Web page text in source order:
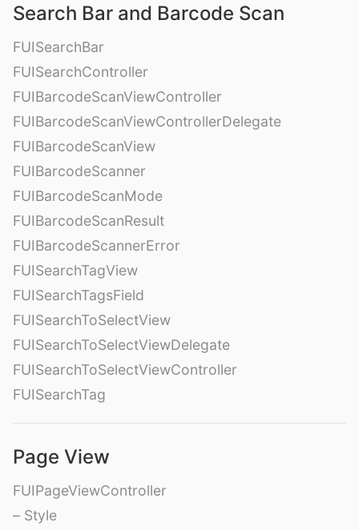
Search Bar and Barcode Scan
FUISearchBar
FUISearchController
FUIBarcodeScanViewController
FUIBarcodeScanViewControllerDelegate
FUIBarcodeScanView
FUIBarcodeScanner
FUIBarcodeScanMode
FUIBarcodeScanResult
FUIBarcodeScannerError
FUISearchTagView
FUISearchTagsField
FUISearchToSelectView
FUISearchToSelectViewDelegate
FUISearchToSelectViewController
FUISearchTag
Page View
FUIPageViewController
– Style